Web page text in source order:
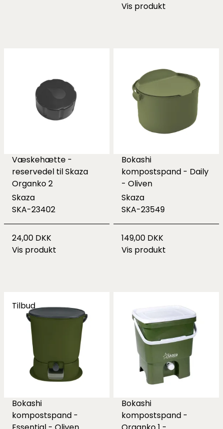
Vis produkt
Væskehætte -
reservedel til Skaza
Organko 2
Skaza
SKA-23402
24,00 DKK
Vis produkt
Bokashi
kompostspand - Daily
- Oliven
Skaza
SKA-23549
149,00 DKK
Vis produkt
Tilbud
Bokashi
kompostspand -
Bokashi
kompostspand -